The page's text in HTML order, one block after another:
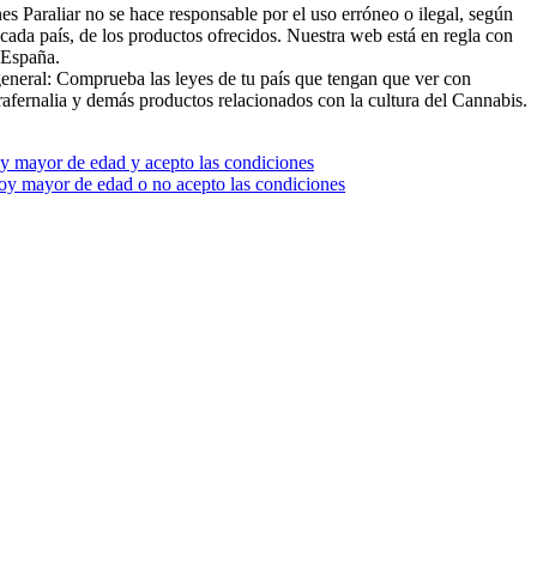
Paraliar no se hace responsable por el uso erróneo o ilegal, según
país, de los productos ofrecidos. Nuestra web está en regla con
Comprueba las leyes de tu país que tengan que ver con
y demás productos relacionados con la cultura del Cannabis.
mayor de edad y acepto las condiciones
mayor de edad o no acepto las condiciones